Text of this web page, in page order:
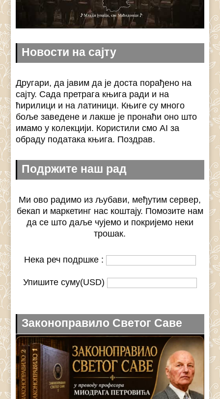
Новости на сајту
Другари, да јавим да је доста порађено на
сајту. Сада претрага књига ради и на
ћирилици и на латиници. Књиге су много
боље заведене и лакше је пронаћи оно што
имамо у колекцији. Користили смо AI за
обраду података књига. Поздрав.
Подржите наш рад
Ми ово радимо из љубави, међутим сервер,
бекап и маркетинг нас коштају. Помозите нам
да се што даље чујемо и покријемо неки
трошак.
Нека реч подршке :
Упишите суму(USD)
Законоправило Светог Саве